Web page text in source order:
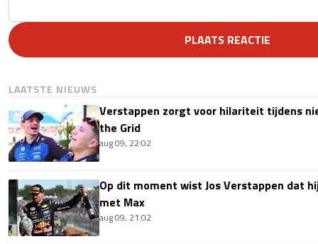
PLAATS REACTIE
LAATSTE NIEUWS
Verstappen zorgt voor hilariteit tijdens
the Grid
aug 09, 22:02
Op dit moment wist Jos Verstappen dat
met Max
aug 09, 21:02